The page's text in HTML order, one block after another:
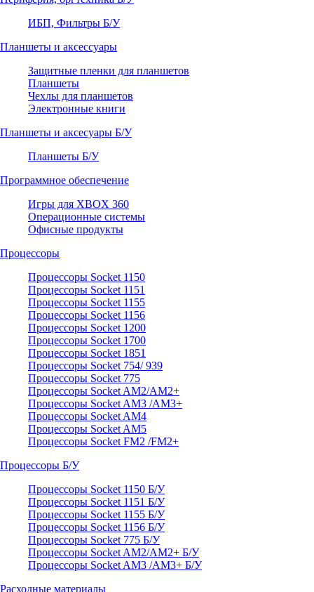
ИБП, Фильтры Б/У
Планшеты и аксессуары
Защитные пленки для планшетов
Планшеты
Чехлы для планшетов
Электронные книги
Планшеты и аксесуары Б/У
Планшеты Б/У
Программное обеспечение
Игры для XBOX 360
Операционные системы
Офисные продукты
Процессоры
Процессоры Socket 1150
Процессоры Socket 1151
Процессоры Socket 1155
Процессоры Socket 1156
Процессоры Socket 1200
Процессоры Socket 1700
Процессоры Socket 1851
Процессоры Socket 754/ 939
Процессоры Socket 775
Процессоры Socket AM2/AM2+
Процессоры Socket AM3 /AM3+
Процессоры Socket AM4
Процессоры Socket AM5
Процессоры Socket FM2 /FM2+
Процессоры Б/У
Процессоры Socket 1150 Б/У
Процессоры Socket 1151 Б/У
Процессоры Socket 1155 Б/У
Процессоры Socket 1156 Б/У
Процессоры Socket 775 Б/У
Процессоры Socket AM2/AM2+ Б/У
Процессоры Socket AM3 /AM3+ Б/У
Расходные материалы